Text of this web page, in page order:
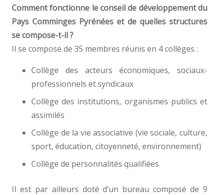
Comment fonctionne le conseil de développement du
Pays Comminges Pyrénées et de quelles structures
se compose-t-il ?
Il se compose de 35 membres réunis en 4 collèges :
Collège des acteurs économiques, sociaux-
professionnels et syndicaux
Collège des institutions, organismes publics et
assimilés
Collège de la vie associative (vie sociale, culture,
sport, éducation, citoyenneté, environnement)
Collège de personnalités qualifiées
Il est par ailleurs doté d’un bureau composé de 9